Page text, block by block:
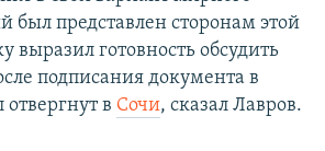
был представлен сторонам этой
выразил готовность обсудить
подписания документа в
в Сочи, сказал Лавров.